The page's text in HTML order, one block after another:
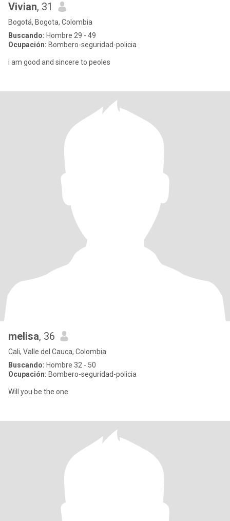
Vivian, 31
Bogotá, Bogota, Colombia
Buscando: Hombre 29 - 49
Ocupación: Bombero-seguridad-policia
i am good and sincere to peoles
melisa, 36
Cali, Valle del Cauca, Colombia
Buscando: Hombre 32 - 50
Ocupación: Bombero-seguridad-policia
Will you be the one